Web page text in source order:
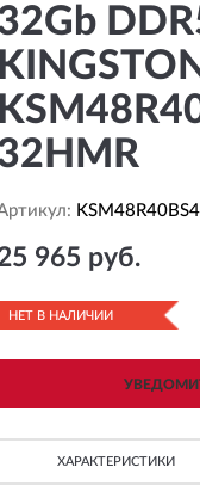
965 руб.
НЕТ В НАЛИЧИИ
ХАРАКТЕРИСТИКИ